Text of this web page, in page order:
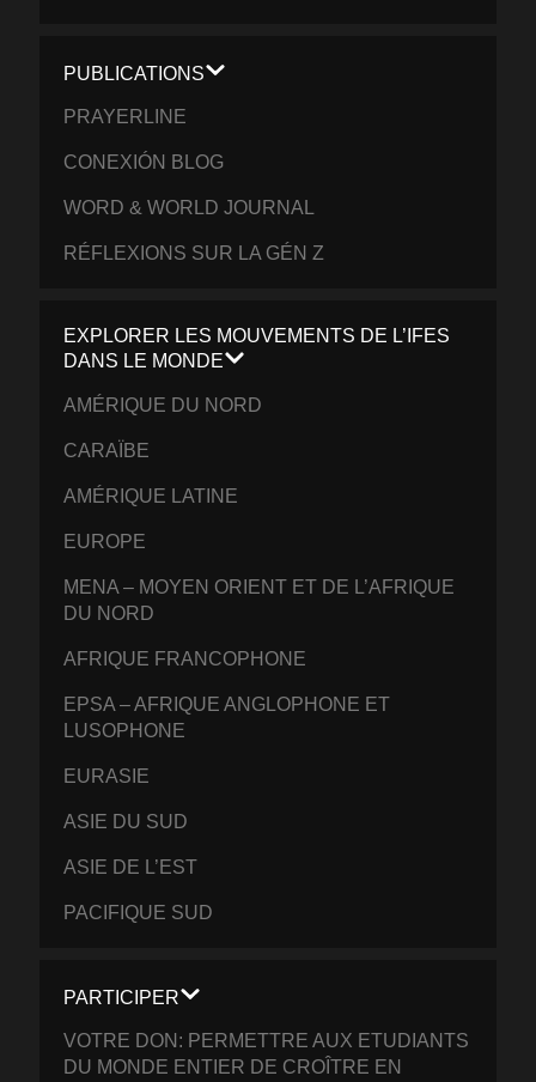
PUBLICATIONS
PRAYERLINE
CONEXIÓN BLOG
WORD & WORLD JOURNAL
RÉFLEXIONS SUR LA GÉN Z
EXPLORER LES MOUVEMENTS DE L’IFES
DANS LE MONDE
AMÉRIQUE DU NORD
CARAÏBE
AMÉRIQUE LATINE
EUROPE
MENA – MOYEN ORIENT ET DE L’AFRIQUE
DU NORD
AFRIQUE FRANCOPHONE
EPSA – AFRIQUE ANGLOPHONE ET
LUSOPHONE
EURASIE
ASIE DU SUD
ASIE DE L’EST
PACIFIQUE SUD
PARTICIPER
VOTRE DON: PERMETTRE AUX ETUDIANTS
DU MONDE ENTIER DE CROÎTRE EN